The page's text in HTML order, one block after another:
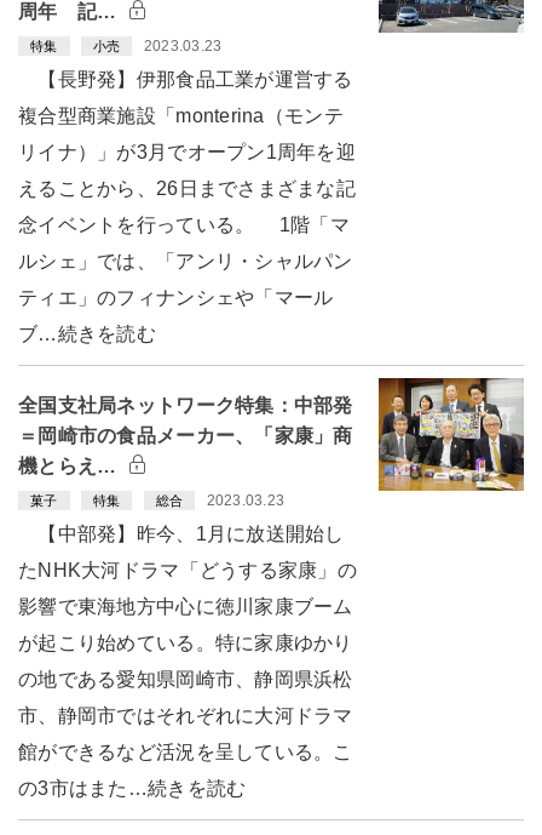
周年 記…
特集 小売 2023.03.23
【長野発】伊那食品工業が運営する
複合型商業施設「monterina（モンテ
リイナ）」が3月でオープン1周年を迎
えることから、26日までさまざまな記
念イベントを行っている。 1階「マ
ルシェ」では、「アンリ・シャルパン
ティエ」のフィナンシェや「マール
ブ…続きを読む
全国支社局ネットワーク特集：中部発
＝岡崎市の食品メーカー、「家康」商
機とらえ…
菓子 特集 総合 2023.03.23
【中部発】昨今、1月に放送開始し
たNHK大河ドラマ「どうする家康」の
影響で東海地方中心に徳川家康ブーム
が起こり始めている。特に家康ゆかり
の地である愛知県岡崎市、静岡県浜松
市、静岡市ではそれぞれに大河ドラマ
館ができるなど活況を呈している。こ
の3市はまた…続きを読む